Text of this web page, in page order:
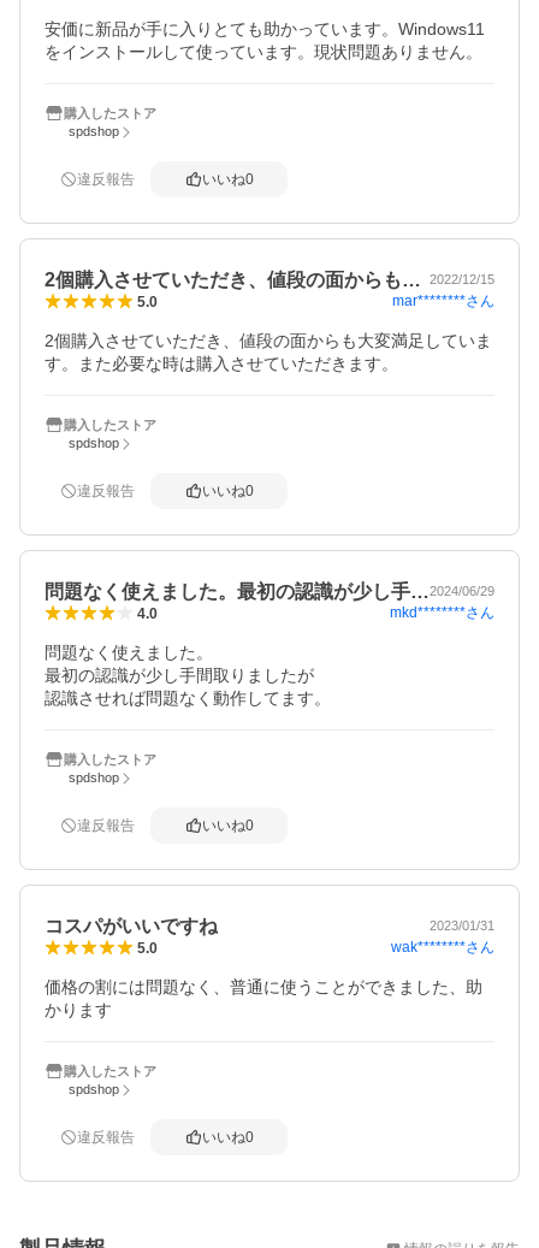
安価に新品が手に入りとても助かっています。Windows11
をインストールして使っています。現状問題ありません。
購入したストア
spdshop
違反報告 いいね0
2個購入させていただき、値段の面からも… 2022/12/15
5.0 mar********さん
2個購入させていただき、値段の面からも大変満足していま
す。また必要な時は購入させていただきます。
購入したストア
spdshop
違反報告 いいね0
問題なく使えました。最初の認識が少し手…2024/06/29
4.0 mkd********さん
問題なく使えました。
最初の認識が少し手間取りましたが
認識させれば問題なく動作してます。
購入したストア
spdshop
違反報告 いいね0
コスパがいいですね 2023/01/31
5.0 wak********さん
価格の割には問題なく、普通に使うことができました、助
かります
購入したストア
spdshop
違反報告 いいね0